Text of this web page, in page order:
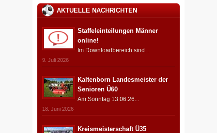
AKTUELLE NACHRICHTEN
Staffeleinteilungen Männer
online!
Im Downloadbereich sind...
9. Juli 2026
Kaltenborn Landesmeister der
Senioren Ü60
Am Sonntag 13.06.26...
18. Juni 2026
Kreismeisterschaft Ü35